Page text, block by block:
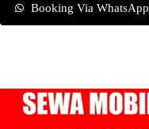
Booking Via WhatsApp